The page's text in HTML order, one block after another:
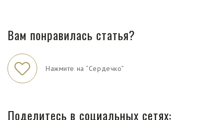
Вам понравилась статья?
Нажмите на “Сердечко”
Поделитесь в социальных сетях: